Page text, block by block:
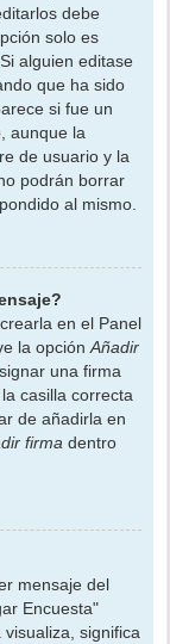
debe
solo es
alguien editase
que ha sido
si fue un
aunque la
de usuario y la
podrán borrar
al mismo.
en el Panel
la opción Añadir
una firma
casilla correcta
de añadirla en
firma dentro
mensaje del
Encuesta"
significa